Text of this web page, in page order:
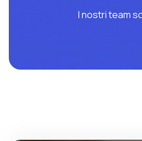
I nostri team